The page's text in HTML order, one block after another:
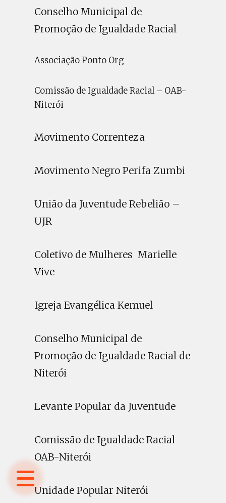
Conselho Municipal de
Promoção de Igualdade Racial
Associação Ponto Org
Comissão de Igualdade Racial – OAB-
Niterói
Movimento Correnteza
Movimento Negro Perifa Zumbi
União da Juventude Rebelião –
UJR
Coletivo de Mulheres Marielle
Vive
Igreja Evangélica Kemuel
Conselho Municipal de
Promoção de Igualdade Racial de
Niterói
Levante Popular da Juventude
Comissão de Igualdade Racial –
OAB-Niterói
Unidade Popular Niterói